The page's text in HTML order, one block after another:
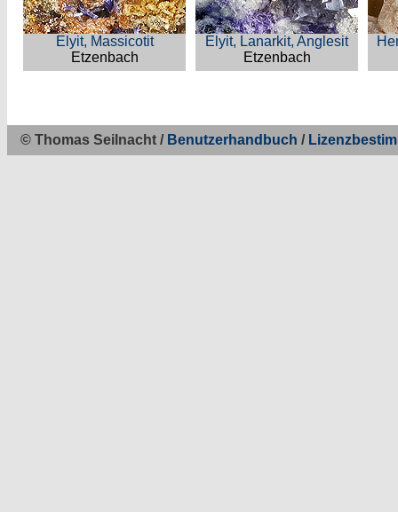
Elyit, Massicotit
Etzenbach
Elyit, Lanarkit, Anglesit
Etzenbach
© Thomas Seilnacht / Benutzerhandbuch /